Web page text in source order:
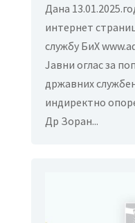
Дана
интернет
службу БиХ
Јавни оглас за
државних
индиректно
Др Зоран...